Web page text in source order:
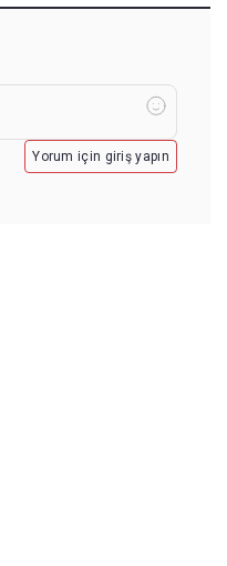
Yorum için giriş yapın